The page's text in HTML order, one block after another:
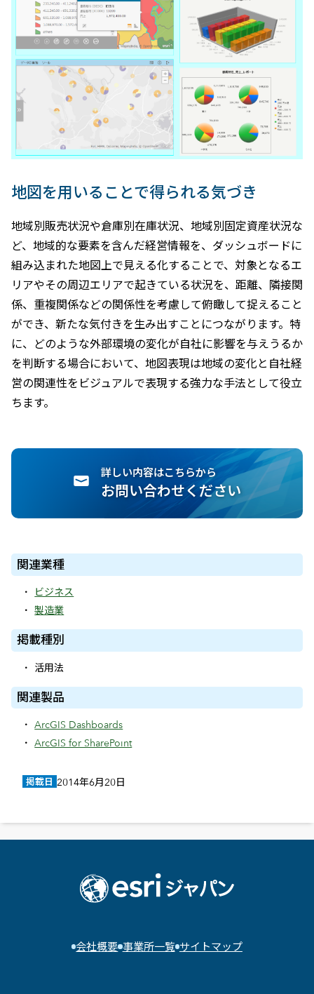
地図を用いることで得られる気づき
地域別販売状況や倉庫別在庫状況、地域別固定資産状況な
ど、地域的な要素を含んだ経営情報を、ダッシュボードに
組み込まれた地図上で見える化することで、対象となるエ
リアやその周辺エリアで起きている状況を、距離、隣接関
係、重複関係などの関係性を考慮して俯瞰して捉えること
ができ、新たな気付きを生み出すことにつながります。特
に、どのような外部環境の変化が自社に影響を与えうるか
を判断する場合において、地図表現は地域の変化と自社経
営の関連性をビジュアルで表現する強力な手法として役立
ちます。
詳しい内容はこちらから
お問い合わせください
関連業種
ビジネス
製造業
掲載種別
活用法
関連製品
ArcGIS Dashboards
ArcGIS for SharePoint
掲載日 2014年6月20日
会社概要 事業所一覧 サイトマップ